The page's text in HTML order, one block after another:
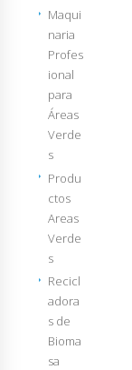
Maqui
naria
Profes
ional
para
Áreas
Verde
s
Produ
ctos
Areas
Verde
s
Recicl
adora
s de
Bioma
sa